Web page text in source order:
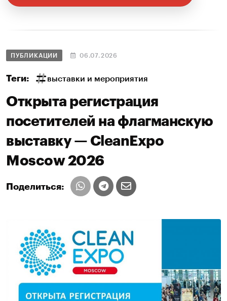
ПУБЛИКАЦИИ 06.07.2026
Теги: выставки и мероприятия
Открыта регистрация
посетителей на флагманскую
выставку — CleanExpo
Moscow 2026
Поделиться: